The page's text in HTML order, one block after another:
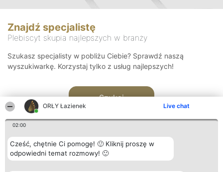
ORŁY Łazienek Live chat
02:00
Cześć, chętnie Ci pomogę! 🙂 Kliknij proszę w
odpowiedni temat rozmowy! 🙂
Znajdź specjalistę
Plebiscyt skupia najlepszych w branży
Szukasz specjalisty w pobliżu Ciebie? Sprawdź naszą
wyszukiwarkę. Korzystaj tylko z usług najlepszych!
Szukaj
Organizator plebiscytu Plebiscyt Kontakt